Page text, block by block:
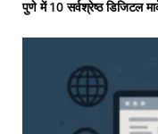
पुणे में 10 सर्वश्रेष्ठ डिजिटल